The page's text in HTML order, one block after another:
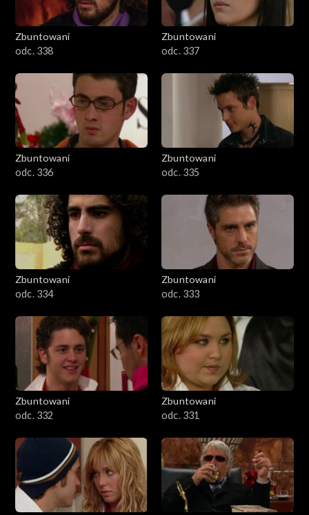
Zbuntowani
odc. 338
Zbuntowani
odc. 337
Zbuntowani
odc. 336
Zbuntowani
odc. 335
Zbuntowani
odc. 334
Zbuntowani
odc. 333
Zbuntowani
odc. 332
Zbuntowani
odc. 331